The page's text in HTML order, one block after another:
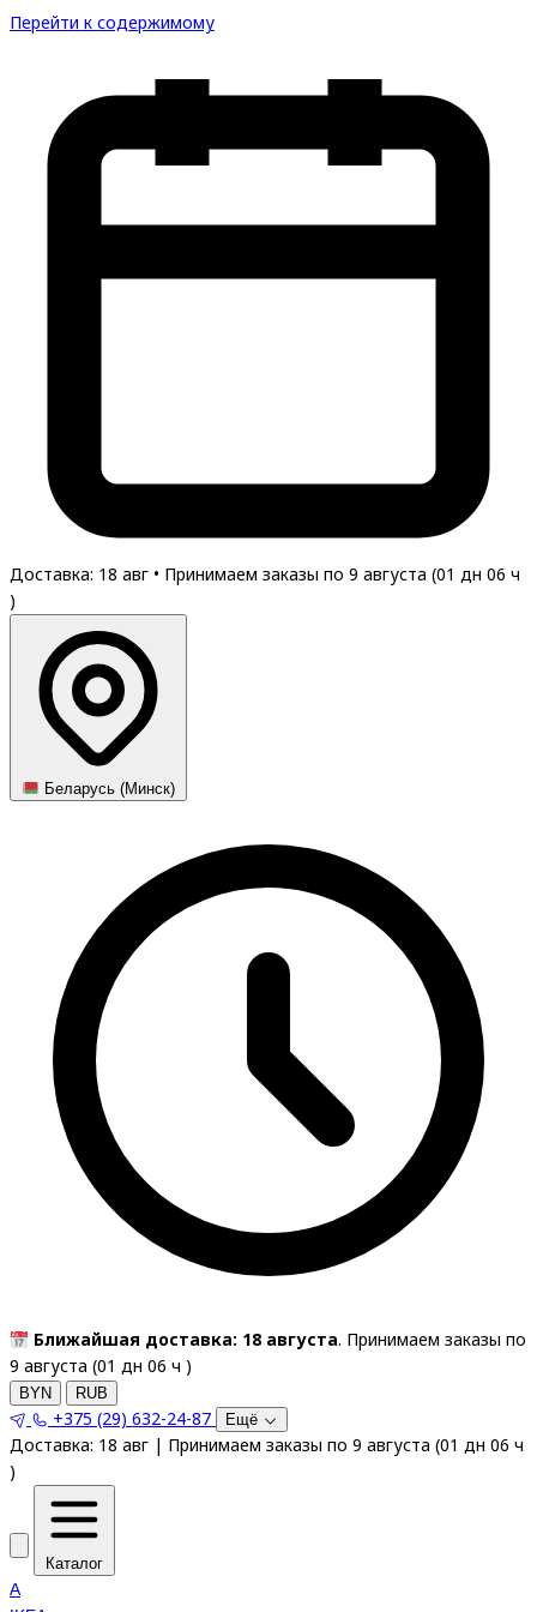
Перейти к содержимому
Доставка: 18 авг • Принимаем заказы по 9 августа (01 дн 06 ч
)
Беларусь (Минск)
Ближайшая доставка: 18 августа. Принимаем заказы по
9 августа (01 дн 06 ч )
BYN RUB
+375 (29) 632-24-87 Ещё
Доставка: 18 авг | Принимаем заказы по 9 августа (01 дн 06 ч
)
Каталог
A